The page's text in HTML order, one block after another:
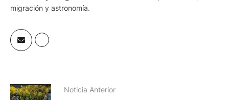
migración y astronomía.
Noticia Anterior